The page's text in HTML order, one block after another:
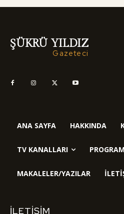
ŞÜKRÜ YILDIZ
Gazeteci
ANA SAYFA HAKKINDA
TV KANALLARI
MAKALELER/YAZILAR
İLETIŞIM